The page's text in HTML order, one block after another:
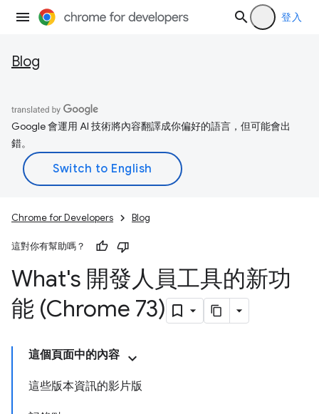
登入
Blog
Google 會運用 AI 技術將內容翻譯成你偏好的語言，但可能會出
錯。
Chrome for Developers Blog
這對你有幫助嗎？
What's 開發人員工具的新功
能 (Chrome 73)
這個頁面中的內容
這些版本資訊的影片版